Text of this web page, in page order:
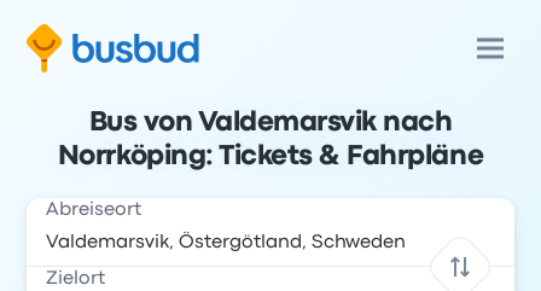
Bus von Valdemarsvik nach
Norrköping: Tickets & Fahrpläne
Abreiseort
Zielort